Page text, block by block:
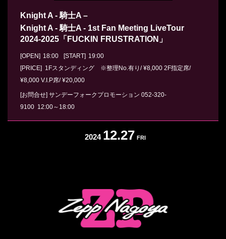
Knight A - 騎士A –
Knight A - 騎士A - 1st Fan Meeting LiveTour
2024-2025「FUCKIN FRUSTRATION」
[OPEN] 18:00 [START] 19:00
[PRICE] 1Fスタンディング ※整理No.有り/ ¥8,000 2F指定席/
¥8,000 V.I.P席/ ¥20,000
[お問合せ] サンデーフォークプロモーション 052-320-
9100 12:00～18:00
2024 12.27 FRI